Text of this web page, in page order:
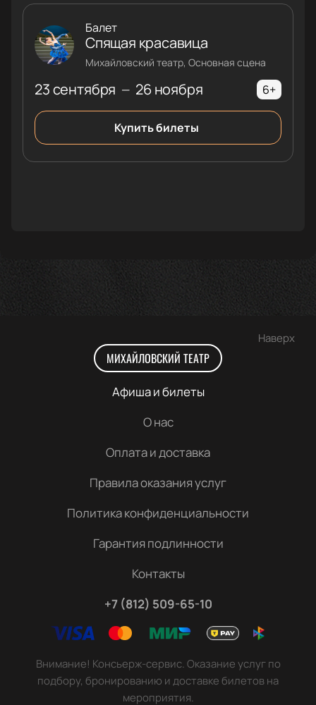
23 сентября — 26 ноября
Балет
Спящая красавица
Михайловский театр, Основная сцена
6+
Купить билеты
Наверх
МИХАЙЛОВСКИЙ ТЕАТР
Афиша и билеты
О нас
Оплата и доставка
Правила оказания услуг
Политика конфиденциальности
Гарантия подлинности
Контакты
+7 (812) 509-65-10
Внимание! Консьерж-сервис. Оказание услуг по
подбору, бронированию и доставке билетов на
мероприятия.